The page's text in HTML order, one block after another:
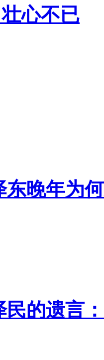
心不已
东晚年为
民的遗言